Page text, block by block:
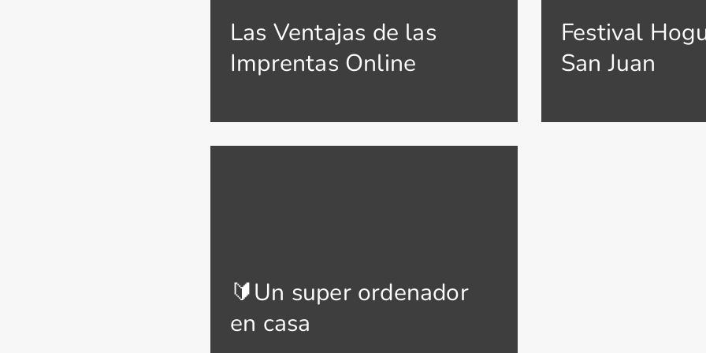
Las Ventajas de las
Imprentas Online
Festival
San Juan
🔰Un super ordenador
en casa